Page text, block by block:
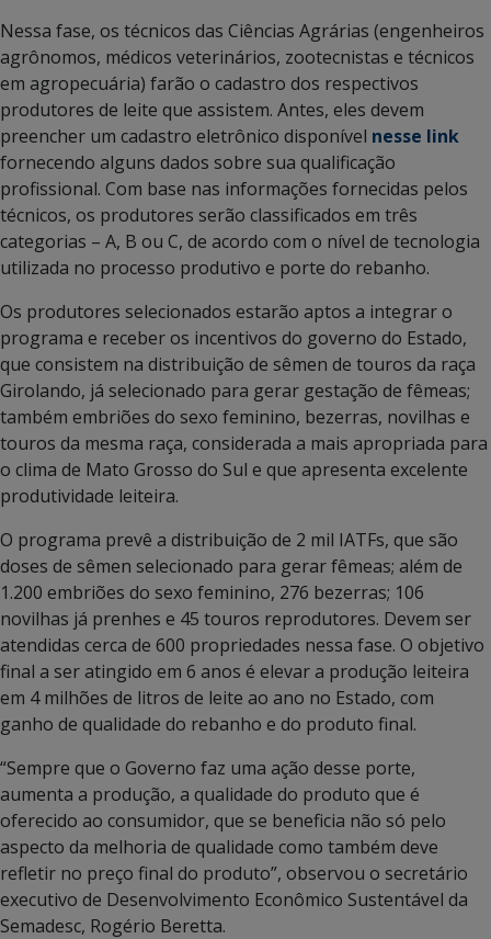
Nessa fase, os técnicos das Ciências Agrárias (engenheiros
agrônomos, médicos veterinários, zootecnistas e técnicos
em agropecuária) farão o cadastro dos respectivos
produtores de leite que assistem. Antes, eles devem
preencher um cadastro eletrônico disponível nesse link
fornecendo alguns dados sobre sua qualificação
profissional. Com base nas informações fornecidas pelos
técnicos, os produtores serão classificados em três
categorias – A, B ou C, de acordo com o nível de tecnologia
utilizada no processo produtivo e porte do rebanho.
Os produtores selecionados estarão aptos a integrar o
programa e receber os incentivos do governo do Estado,
que consistem na distribuição de sêmen de touros da raça
Girolando, já selecionado para gerar gestação de fêmeas;
também embriões do sexo feminino, bezerras, novilhas e
touros da mesma raça, considerada a mais apropriada para
o clima de Mato Grosso do Sul e que apresenta excelente
produtividade leiteira.
O programa prevê a distribuição de 2 mil IATFs, que são
doses de sêmen selecionado para gerar fêmeas; além de
1.200 embriões do sexo feminino, 276 bezerras; 106
novilhas já prenhes e 45 touros reprodutores. Devem ser
atendidas cerca de 600 propriedades nessa fase. O objetivo
final a ser atingido em 6 anos é elevar a produção leiteira
em 4 milhões de litros de leite ao ano no Estado, com
ganho de qualidade do rebanho e do produto final.
“Sempre que o Governo faz uma ação desse porte,
aumenta a produção, a qualidade do produto que é
oferecido ao consumidor, que se beneficia não só pelo
aspecto da melhoria de qualidade como também deve
refletir no preço final do produto”, observou o secretário
executivo de Desenvolvimento Econômico Sustentável da
Semadesc, Rogério Beretta.